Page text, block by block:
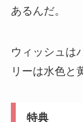
あるんだ。
ウィッシュは
リーは水色と
特典